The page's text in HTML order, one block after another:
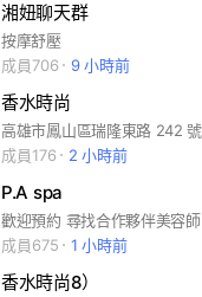
湘妞聊天群
按摩舒壓
成員706
9 小時前
香水時尚
成員176
2 小時前
P.A spa
歡迎預約 尋找合作夥伴美容師
成員675
1 小時前
香水時尚8）